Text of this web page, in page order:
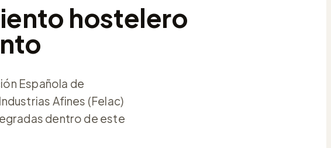
hostelero
Española de
Afines (Felac)
dentro de este